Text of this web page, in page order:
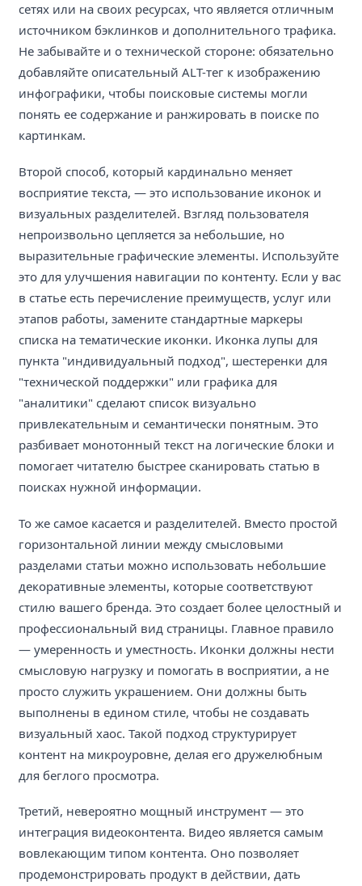
сетях или на своих ресурсах, что является отличным
источником бэклинков и дополнительного трафика.
Не забывайте и о технической стороне: обязательно
добавляйте описательный ALT-тег к изображению
инфографики, чтобы поисковые системы могли
понять ее содержание и ранжировать в поиске по
картинкам.
Второй способ, который кардинально меняет
восприятие текста, — это использование иконок и
визуальных разделителей. Взгляд пользователя
непроизвольно цепляется за небольшие, но
выразительные графические элементы. Используйте
это для улучшения навигации по контенту. Если у вас
в статье есть перечисление преимуществ, услуг или
этапов работы, замените стандартные маркеры
списка на тематические иконки. Иконка лупы для
пункта "индивидуальный подход", шестеренки для
"технической поддержки" или графика для
"аналитики" сделают список визуально
привлекательным и семантически понятным. Это
разбивает монотонный текст на логические блоки и
помогает читателю быстрее сканировать статью в
поисках нужной информации.
То же самое касается и разделителей. Вместо простой
горизонтальной линии между смысловыми
разделами статьи можно использовать небольшие
декоративные элементы, которые соответствуют
стилю вашего бренда. Это создает более целостный и
профессиональный вид страницы. Главное правило
— умеренность и уместность. Иконки должны нести
смысловую нагрузку и помогать в восприятии, а не
просто служить украшением. Они должны быть
выполнены в едином стиле, чтобы не создавать
визуальный хаос. Такой подход структурирует
контент на микроуровне, делая его дружелюбным
для беглого просмотра.
Третий, невероятно мощный инструмент — это
интеграция видеоконтента. Видео является самым
вовлекающим типом контента. Оно позволяет
продемонстрировать продукт в действии, дать